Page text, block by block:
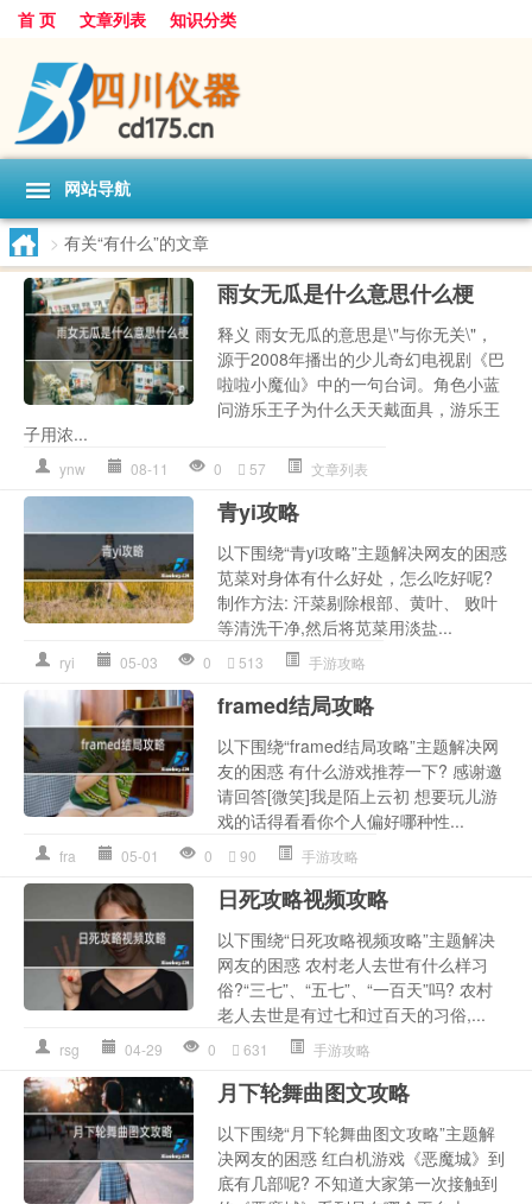
首 页 文章列表 知识分类
网站导航
> 有关“有什么”的文章
雨女无瓜是什么意思什么梗
释义 雨女无瓜的意思是\"与你无关\"，
源于2008年播出的少儿奇幻电视剧《巴
啦啦小魔仙》中的一句台词。角色小蓝
问游乐王子为什么天天戴面具，游乐王
子用浓...
ynw 08-11 0 57 文章列表
青yi攻略
以下围绕“青yi攻略”主题解决网友的困惑
苋菜对身体有什么好处，怎么吃好呢?
制作方法: 汗菜剔除根部、黄叶、 败叶
等清洗干净,然后将苋菜用淡盐...
ryi 05-03 0 513 手游攻略
framed结局攻略
以下围绕“framed结局攻略”主题解决网
友的困惑 有什么游戏推荐一下? 感谢邀
请回答[微笑]我是陌上云初 想要玩儿游
戏的话得看看你个人偏好哪种性...
fra 05-01 0 90 手游攻略
日死攻略视频攻略
以下围绕“日死攻略视频攻略”主题解决
网友的困惑 农村老人去世有什么样习
俗?“三七”、“五七”、“一百天”吗? 农村
老人去世是有过七和过百天的习俗,...
rsg 04-29 0 631 手游攻略
月下轮舞曲图文攻略
以下围绕“月下轮舞曲图文攻略”主题解
决网友的困惑 红白机游戏《恶魔城》到
底有几部呢? 不知道大家第一次接触到